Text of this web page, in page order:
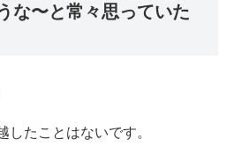
な〜と常々思っていた
したことはないです。